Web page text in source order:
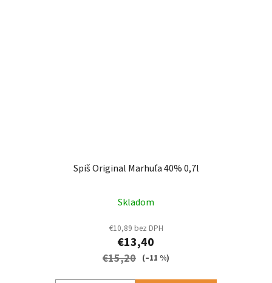
Spiš Original Marhuľa 40% 0,7l
Skladom
€10,89 bez DPH
€13,40
€15,20 (–11 %)